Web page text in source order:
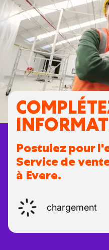
Postulez pour
Service de
à Evere.
chargement